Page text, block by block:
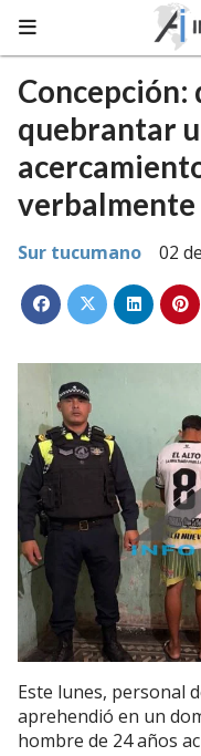
quebrantar
verbalmente
Sur tucumano 02
Este lunes, personal
aprehendió en un
hombre de 24 años